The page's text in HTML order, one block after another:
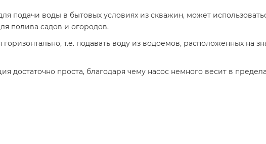
подачи воды в бытовых условиях из скважин, может
полива садов и огородов.
т.е. подавать воду из водоемов, расположенных на
достаточно проста, благодаря чему насос немного весит в